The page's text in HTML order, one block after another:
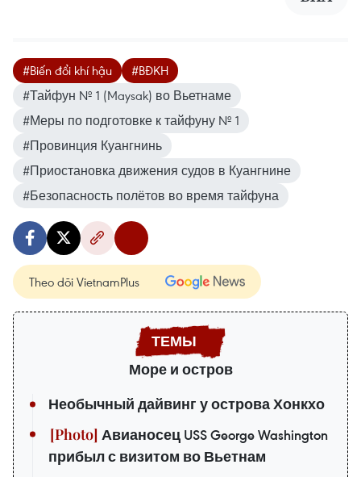
#Biến đổi khí hậu
#BĐKH
#Тайфун № 1 (Maysak) во Вьетнаме
#Меры по подготовке к тайфуну № 1
#Провинция Куангнинь
#Приостановка движения судов в Куангнине
#Безопасность полётов во время тайфуна
Theo dõi VietnamPlus
Море и остров
Необычный дайвинг у острова Хонкхо
Авианосец USS George Washington
прибыл с визитом во Вьетнам